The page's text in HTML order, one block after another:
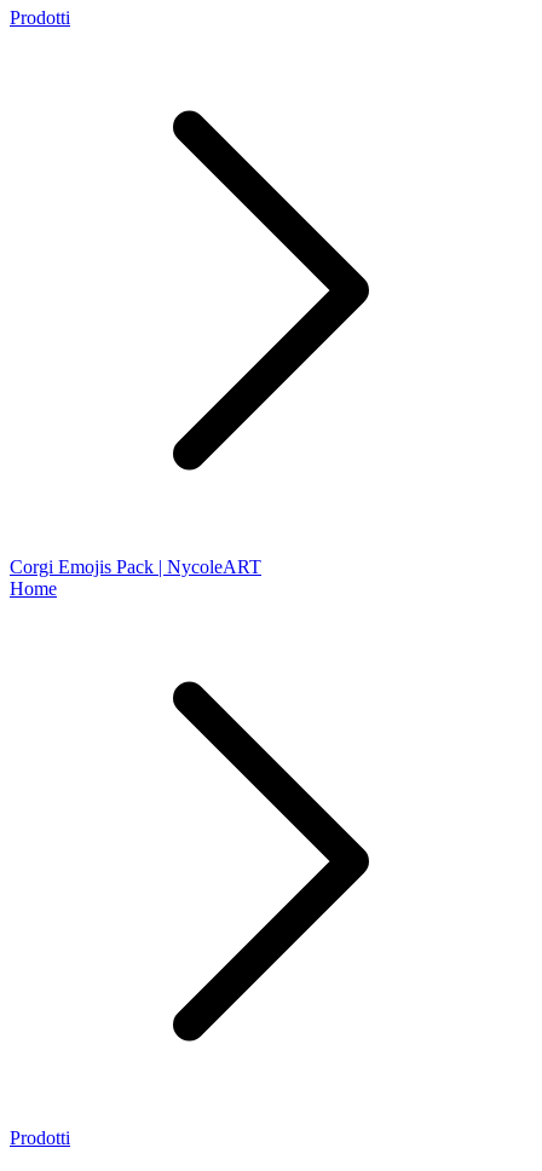
Prodotti
Corgi Emojis Pack | NycoleART
Home
Prodotti